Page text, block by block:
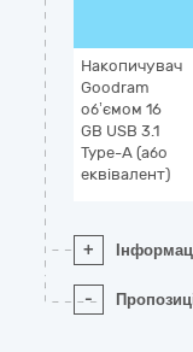
Накопичувач
Goodram
об’ємом 16
GB USB 3.1
Type-A (або
еквівалент)
+
-